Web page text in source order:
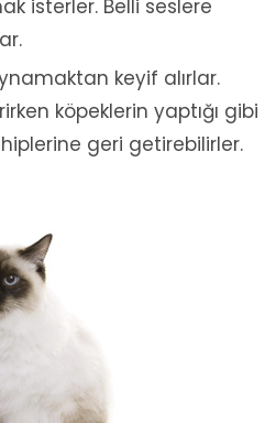
isterler. Belli seslere
keyif alırlar.
köpeklerin yaptığı gibi
geri getirebilirler.